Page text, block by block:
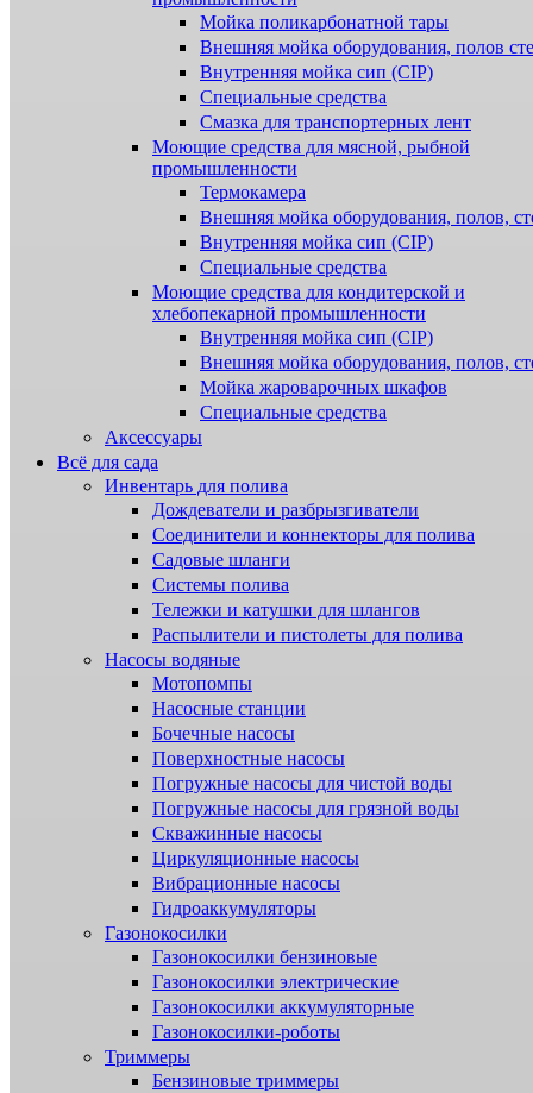
Мойка поликарбонатной тары
Внешняя мойка оборудования, полов
Внутренняя мойка сип (CIP)
Специальные средства
Смазка для транспортерных лент
Моющие средства для мясной, рыбной
промышленности
Термокамера
Внешняя мойка оборудования, полов,
Внутренняя мойка сип (CIP)
Специальные средства
Моющие средства для кондитерской и
хлебопекарной промышленности
Внутренняя мойка сип (CIP)
Внешняя мойка оборудования, полов,
Мойка жароварочных шкафов
Специальные средства
Аксессуары
Всё для сада
Инвентарь для полива
Дождеватели и разбрызгиватели
Соединители и коннекторы для полива
Садовые шланги
Системы полива
Тележки и катушки для шлангов
Распылители и пистолеты для полива
Насосы водяные
Мотопомпы
Насосные станции
Бочечные насосы
Поверхностные насосы
Погружные насосы для чистой воды
Погружные насосы для грязной воды
Скважинные насосы
Циркуляционные насосы
Вибрационные насосы
Гидроаккумуляторы
Газонокосилки
Газонокосилки бензиновые
Газонокосилки электрические
Газонокосилки аккумуляторные
Газонокосилки-роботы
Триммеры
Бензиновые триммеры